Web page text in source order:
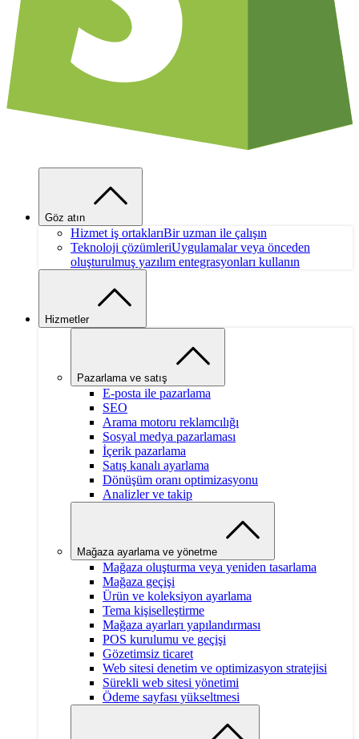
Göz atın
Hizmet iş ortaklarıBir uzman ile çalışın
Teknoloji çözümleriUygulamalar veya önceden
oluşturulmuş yazılım entegrasyonları kullanın
Hizmetler
Pazarlama ve satış
E-posta ile pazarlama
SEO
Arama motoru reklamcılığı
Sosyal medya pazarlaması
İçerik pazarlama
Satış kanalı ayarlama
Dönüşüm oranı optimizasyonu
Analizler ve takip
Mağaza ayarlama ve yönetme
Mağaza oluşturma veya yeniden tasarlama
Mağaza geçişi
Ürün ve koleksiyon ayarlama
Tema kişiselleştirme
Mağaza ayarları yapılandırması
POS kurulumu ve geçişi
Gözetimsiz ticaret
Web sitesi denetim ve optimizasyon stratejisi
Sürekli web sitesi yönetimi
Ödeme sayfası yükseltmesi